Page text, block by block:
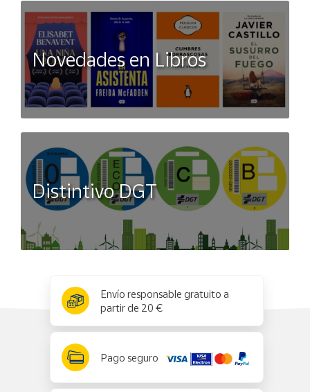
Novedades en Libros
Distintivo DGT
Envío responsable gratuito a
partir de 20 €
Pago seguro